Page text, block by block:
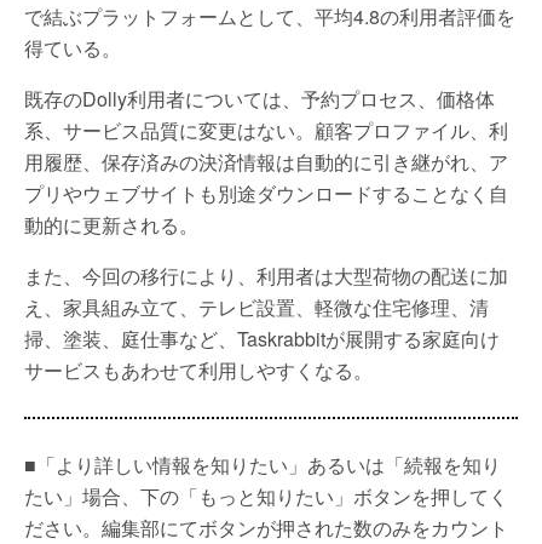
で結ぶプラットフォームとして、平均4.8の利用者評価を
得ている。
既存のDolly利用者については、予約プロセス、価格体
系、サービス品質に変更はない。顧客プロファイル、利
用履歴、保存済みの決済情報は自動的に引き継がれ、ア
プリやウェブサイトも別途ダウンロードすることなく自
動的に更新される。
また、今回の移行により、利用者は大型荷物の配送に加
え、家具組み立て、テレビ設置、軽微な住宅修理、清
掃、塗装、庭仕事など、Taskrabbitが展開する家庭向け
サービスもあわせて利用しやすくなる。
■「より詳しい情報を知りたい」あるいは「続報を知り
たい」場合、下の「もっと知りたい」ボタンを押してく
ださい。編集部にてボタンが押された数のみをカウント